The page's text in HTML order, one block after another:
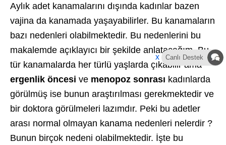
x Canlı Destek
Aylık adet kanamalarını dışında kadınlar bazen
vajina da kanamada yaşayabilirler. Bu kanamaların
bazı nedenleri olabilmektedir. Bu nedenlerini bu
makalemde açıklayıcı bir şekilde anlatacağım. Bu
tür kanamalarda her türlü yaşlarda çıkabilir ama
ergenlik öncesi ve menopoz sonrası kadınlarda
görülmüş ise bunun araştırılması gerekmektedir ve
bir doktora görülmeleri lazımdır. Peki bu adetler
arası normal olmayan kanama nedenleri nelerdir ?
Bunun birçok nedeni olabilmektedir. İşte bu